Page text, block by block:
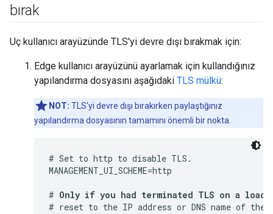
bırak
Uç kullanıcı arayüzünde TLS'yi devre dışı bırakmak için:
Edge kullanıcı arayüzünü ayarlamak için kullandığınız
yapılandırma dosyasını aşağıdaki TLS mülkü:
NOT: TLS'yi devre dışı bırakırken paylaştığınız
yapılandırma dosyasının tamamını önemli bir nokta.
# Set to http to disable TLS.
MANAGEMENT_UI_SCHEME=http
# Only if you had terminated TLS on a load
# reset to the IP address or DNS name of the